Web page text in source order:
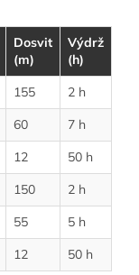
Dosvit
(m)
Výdrž
(h)
155
2 h
60
7 h
12 50 h
150
2 h
55
5 h
12 50 h